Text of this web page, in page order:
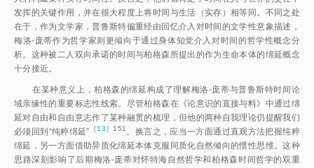
发挥的关键作用，并在很大程度上将时间与生活（实存）相等同。不同之处
在于，作为文学家，普鲁斯特偏重经由回忆介入对时间的文学性意象描述，
梅洛-庞蒂作为哲学家则更倾向于通过身体知觉介入对时间的哲学性概念分
析。这种被二人双向承诺的时间与柏格森所提出的作为生命本体的绵延概念
十分接近。
在某种意义上，柏格森的绵延构成了理解梅洛-庞蒂与普鲁斯特时间论
域亲缘性的重要标志性线索。尽管柏格森在《论意识的直接与料》中通过绵
延对自由和自由意志作了某种融贯的梳理，但他的两种自我理论仍提醒我们
必须回到“纯粹绵延” ［13］151 。换言之，应当一方面通过直观方法把握纯粹
绵延，另一方面借助异质化绵延本体克服同质化自然倾向的惯性思维。这种
思路深刻影响了后期梅洛-庞蒂对怀特海自然哲学和柏格森时间哲学的双重